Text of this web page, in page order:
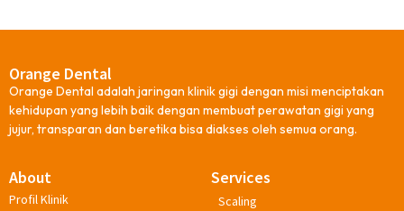
Orange Dental
Orange Dental adalah jaringan klinik gigi dengan misi menciptakan
kehidupan yang lebih baik dengan membuat perawatan gigi yang
jujur, transparan dan beretika bisa diakses oleh semua orang.
About
Profil Klinik
Services
Scaling